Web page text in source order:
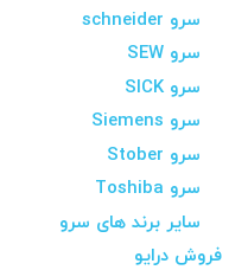
سرو schneider
سرو SEW
سرو SICK
سرو Siemens
سرو Stober
سرو Toshiba
سایر برند های سرو
فروش درایو